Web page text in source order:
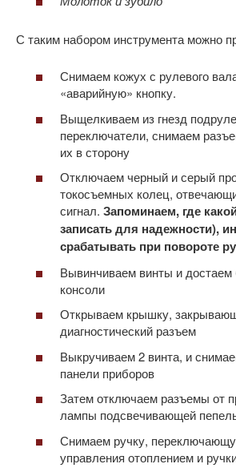
С таким набором инструмента можно
Снимаем кожух с рулевого
«аварийную» кнопку.
Выщелкиваем из гнезд
переключатели, снимаем
их в сторону
Отключаем черный и серый
токосъемных колец,
сигнал. Запоминаем, где
записать для надежности),
срабатывать при повороте
Вывинчиваем винты и
консоли
Открываем крышку,
диагностический разъем
Выкручиваем 2 винта, и
панели приборов
Затем отключаем разъемы от
лампы подсвечивающей
Снимаем ручку,
управления отоплением и